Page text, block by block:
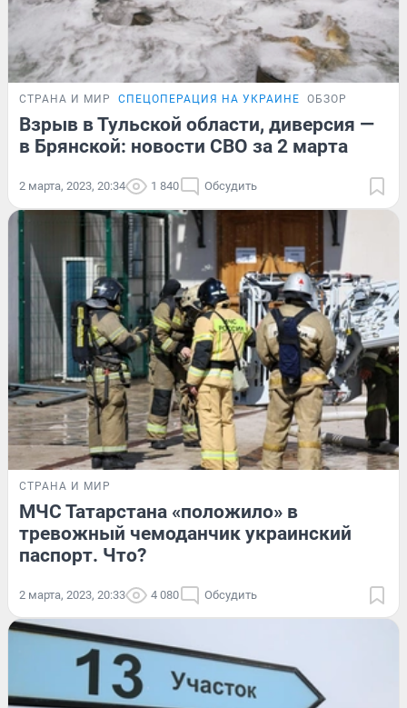
СТРАНА И МИР СПЕЦОПЕРАЦИЯ НА УКРАИНЕ ОБЗОР
Взрыв в Тульской области, диверсия —
в Брянской: новости СВО за 2 марта
2 марта, 2023, 20:34 1 840 Обсудить
СТРАНА И МИР
МЧС Татарстана «положило» в
тревожный чемоданчик украинский
паспорт. Что?
2 марта, 2023, 20:33 4 080 Обсудить